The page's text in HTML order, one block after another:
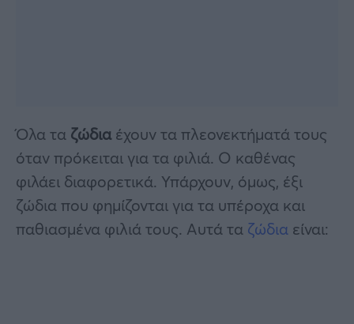
Όλα τα ζώδιαέχουν τα πλεονεκτήματά τους
όταν πρόκειται για τα φιλιά. Ο καθένας
φιλάει διαφορετικά. Υπάρχουν, όμως, έξι
ζώδια που φημίζονται για τα υπέροχα και
παθιασμένα φιλιά τους. Αυτά τα ζώδια είναι: